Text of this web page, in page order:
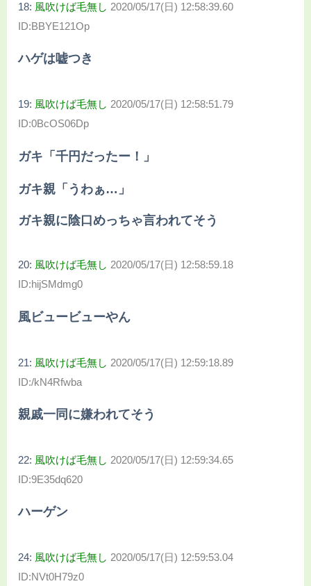
18: 風吹けば毛無し 2020/05/17(日) 12:58:39.60
ID:BBYE121Op
ハゲは嘘つき
19: 風吹けば毛無し 2020/05/17(日) 12:58:51.79
ID:0BcOS06Dp
ガキ「千円だったー！」
ガキ親「うわぁ…」
ガキ親に陰口めっちゃ言われてそう
20: 風吹けば毛無し 2020/05/17(日) 12:58:59.18
ID:hijSMdmg0
風ビュービューやん
21: 風吹けば毛無し 2020/05/17(日) 12:59:18.89
ID:/kN4Rfwba
親戚一同に嫌われてそう
22: 風吹けば毛無し 2020/05/17(日) 12:59:34.65
ID:9E35dq620
ハーゲン
24: 風吹けば毛無し 2020/05/17(日) 12:59:53.04
ID:NVt0H79z0